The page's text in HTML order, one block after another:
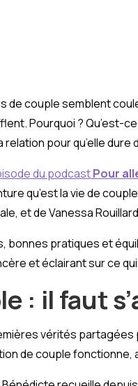
de couple semblent
Pourquoi ? Qu’est-
relation pour qu’elle
du podcastPour
qu’est la vie de
et de Vanessa
bonnes pratiques et
et éclairant sur ce
: il faut
vérités
de couple fonctionne,